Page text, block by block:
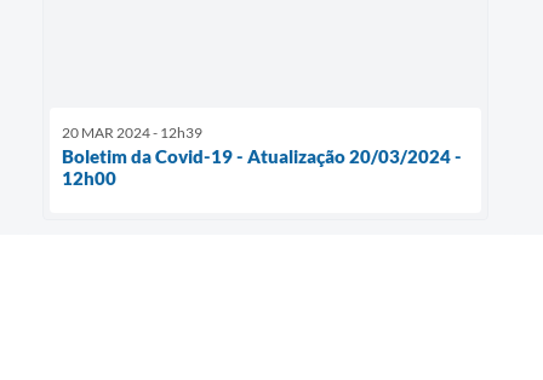
20 MAR 2024 - 12h39
Boletim da Covid-19 - Atualização 20/03/2024 -
12h00